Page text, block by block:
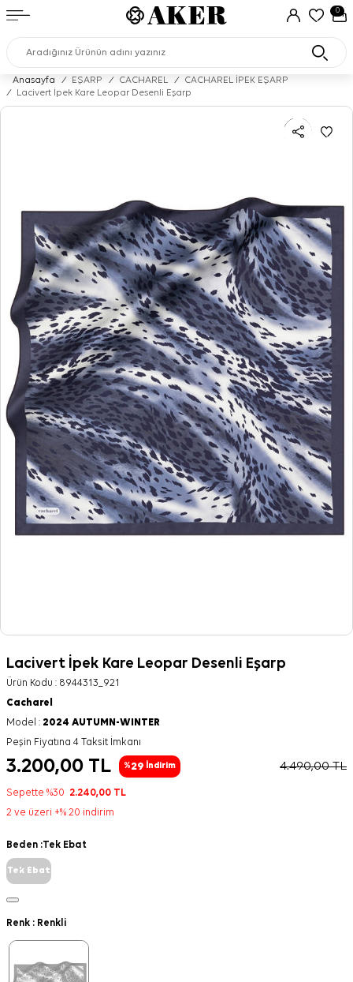
0
Anasayfa / EŞARP / CACHAREL /
CACHAREL İPEK EŞARP
/
Lacivert İpek Kare Leopar Desenli Eşarp
Lacivert İpek Kare Leopar Desenli Eşarp
Ürün Kodu : 8944313_921
Cacharel
Model : 2024 AUTUMN-WINTER
Peşin Fiyatına 4 Taksit İmkanı
3.200,00 TL %29 İndirim 4.490,00TL
Sepette %30 2.240,00 TL
2 ve üzeri +% 20 indirim
Beden :Tek Ebat
Tek Ebat
Renk : Renkli